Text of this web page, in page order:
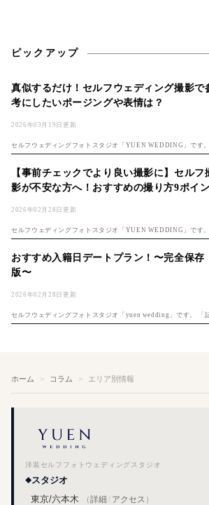
ピックアップ
2026年03月19日更新
真似するだけ！セルフウェディング撮影で
考にしたいポージングや表情は？
セルフウェディングフォトスタジオ「YUEN WEDDING」です
めてのセルフフォト！準備は「セルフ前撮り完全ガイド」、費用
「フォトウェディング費用ガイド」もチェック。 楽しみな反面、
んな...
2026年02月28日更新
【事前チェックでより良い撮影に】セルフ
影が不安な方へ！おすすめの撮り方9ポイ
セルフウェディングフォトスタジオ「YUEN WEDDING」です
ルフ前撮りのコツは「セルフ前撮り完全ガイド」もご覧ください
ルフ撮影は自分たちで思い通りの撮影ができる反面、上手く撮れ
不安な...
2026年02月28日更新
おすすめ入籍日デートプラン！〜完全保存
版〜
セルフウェディングフォトスタジオ「yuen wedding」です。 「
すべき夫婦1日目、何をしよう？」入籍日の決め方は「入籍日の
ホーム コラム エリア別情報
洋装セルフフォトウェディングスタジオ
スタジオ
東京/六本木
（詳細 / アクセス ）